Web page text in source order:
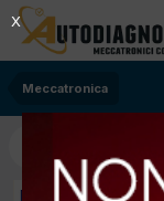
Meccatronica
X